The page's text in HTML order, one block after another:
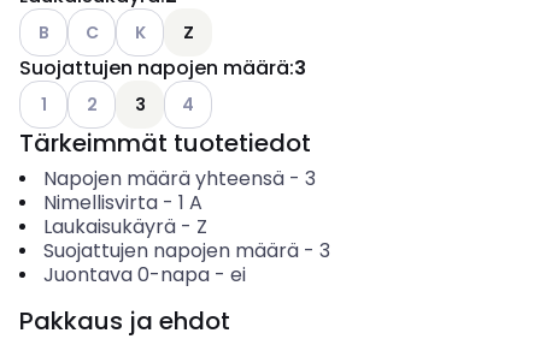
Katso käytettävissä olevat vaihtoehdot
B Katso käytettävissä olevat vaihtoehdot
C Katso käytettävissä olevat vaihtoehdot
K Z
Suojattujen napojen määrä:3
Katso käytettävissä olevat vaihtoehdot
1 Katso käytettävissä olevat vaihtoehdot
2 3 Katso käytettävissä olevat vaihtoehdot
4
Tärkeimmät tuotetiedot
Napojen määrä yhteensä- 3
Nimellisvirta- 1 A
Laukaisukäyrä- Z
Suojattujen napojen määrä- 3
Juontava 0-napa- ei
Pakkaus ja ehdot